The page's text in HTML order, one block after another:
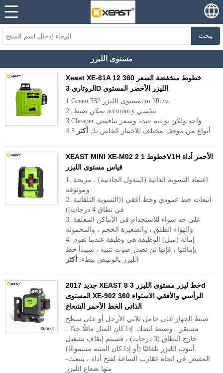
يبحث
مستوى الليزر
Xeast XE-61A 12 خطوط منخفضة السعر 360
الروتاري 3D الليزر الأخضر المستوى
1.Green مستوى الليزر 532nm 20mw
2. يمكن ضبط accurancy بنفسي
3.Cheaper واحد ولكن نوعية جيدة وسعر تنافسي
4.3 أنواع من موقف مختلف للاختيار الخاص بك أكثر
XEAST MINI XE-M02 2 خطوط 1V1H الأحمر أداة
قياس مستوى الليزر
1. اعتماد التسوية الذاتية (البندول الجاذبية) ، مريحة
وموثوقة
2. انبعاث خط عمودي وخط أفقي ((التسوية التلقائية
في نطاق 4 درجات))
3. على حد سواء للاستخدام في الأماكن المغلقة
والهواء الطلق ، والصغيرة الحجم ، والمحمولة
4. إمالة (ميل) الوظيفة هي وظيفة عندما تقوم
بإمالتها ، فإنها لن تصدر صوت تنبيه ، سيبدأ خط
الليزر بالوميض ببطء. أكثر
2017 جديد XEAST 8 خط ليزر مستوى الليزر 3d
المستوى XE-902 360 الرأسي والأفقي الاستواء
الذاتي الخط الأحمر الشعاع
ضبط الجهاز على حامل ثلاثي الأرجل أو على سطح
مستقر ، وضبط الصك. إذا كان الميل مائلًا جدًا ،
خارج النطاق (3 درجات) ، فسيتم إيقاف تشغيل
أنبوب الليزر تلقائيًا (أو إذا كان المنبه مسموعًا).
-المقبض في اتجاه عقارب الساعة لفتح أداة ، ينبعث
منها شعاع الليزر